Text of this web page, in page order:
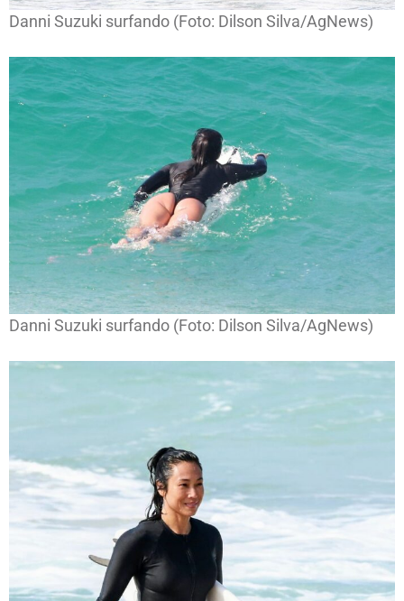
Danni Suzuki surfando (Foto: Dilson Silva/AgNews)
Danni Suzuki surfando (Foto: Dilson Silva/AgNews)